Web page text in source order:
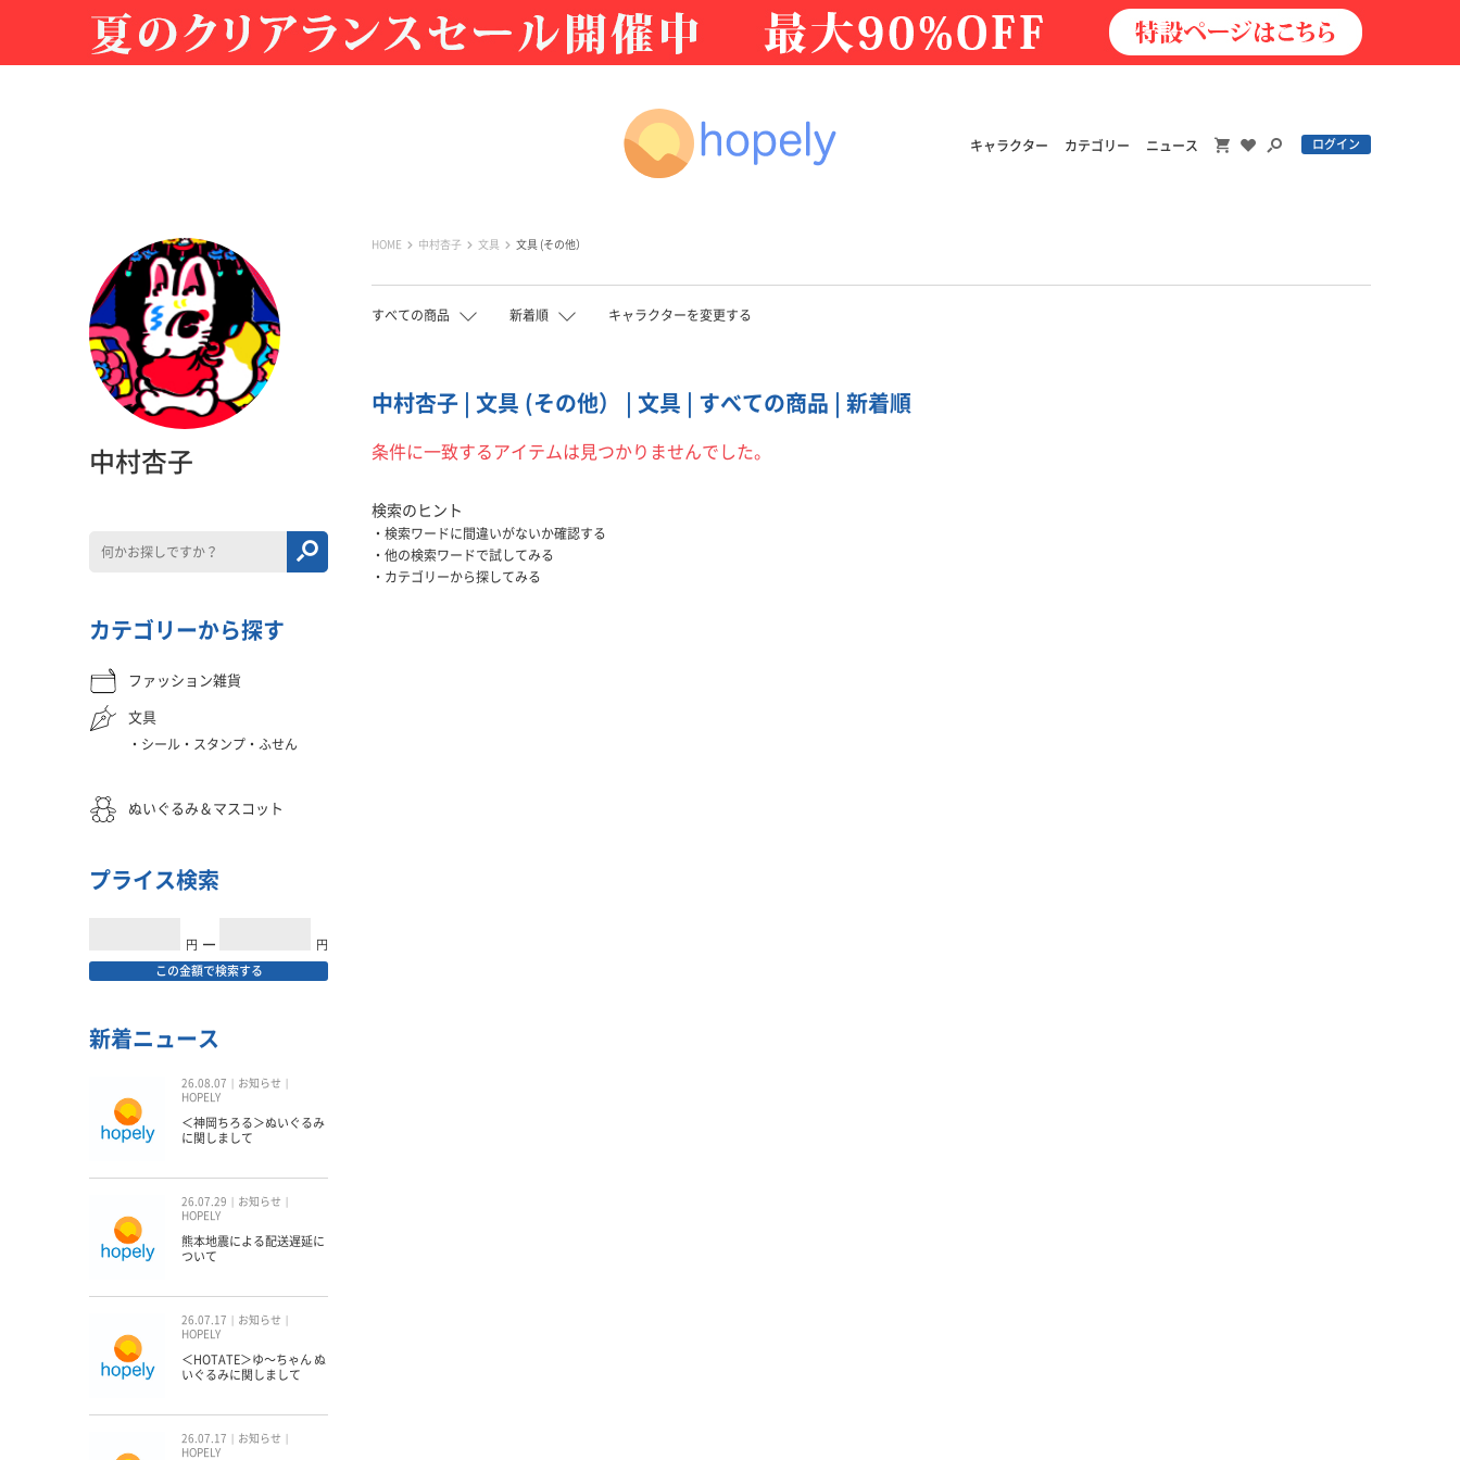
キャラクター カテゴリー ニュース ログイン
HOME 中村杏子 文具 文具 (その他）
すべての商品 新着順 キャラクターを変更する
中村杏子 | 文具 (その他） | 文具 | すべての商品 | 新着順
条件に一致するアイテムは見つかりませんでした。
検索のヒント
検索ワードに間違いがないか確認する
他の検索ワードで試してみる
カテゴリーから探してみる
中村杏子
カテゴリーから探す
ファッション雑貨
文具
シール・スタンプ・ふせん
ぬいぐるみ＆マスコット
プライス検索
円 ━ 円
この金額で検索する
新着ニュース
26.08.07
お知らせ
HOPELY
＜神岡ちろる＞ぬいぐるみ
に関しまして
26.07.29
お知らせ
HOPELY
熊本地震による配送遅延に
ついて
26.07.17
お知らせ
HOPELY
＜HOTATE＞ゆ〜ちゃん ぬ
いぐるみに関しまして
26.07.17
お知らせ
HOPELY